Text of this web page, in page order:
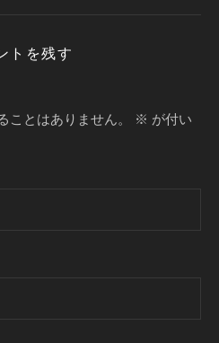
トを残す
とはありません。 ※ が付い